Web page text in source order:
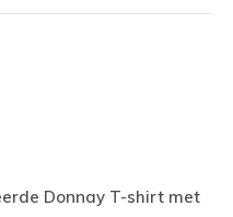
Donnay T-shirt met